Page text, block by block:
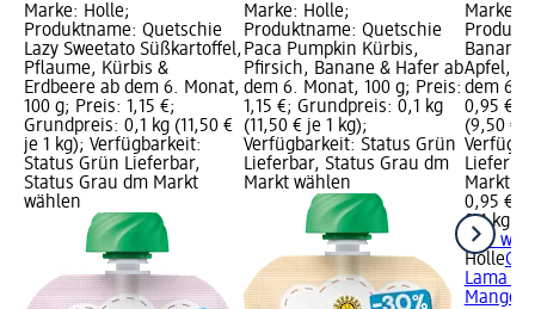
Marke: Holle;
Produktname: Quetschie
Lazy Sweetato Süßkartoffel,
Pflaume, Kürbis &
Erdbeere ab dem 6. Monat,
100 g; Preis: 1,15 €;
Grundpreis: 0,1 kg (11,50 €
je 1 kg); Verfügbarkeit:
Status Grün Lieferbar,
Status Grau dm Markt
wählen
Marke: Holle;
Produktname: Quetschie
Paca Pumpkin Kürbis,
Pfirsich, Banane & Hafer ab
dem 6. Monat, 100 g; Preis:
1,15 €; Grundpreis: 0,1 kg
(11,50 € je 1 kg);
Verfügbarkeit: Status Grün
Lieferbar, Status Grau dm
Markt wählen
Marke:
Banana
Apfel,
dem 6.
0,95 €;
(9,50 €
Markt
0,95 €
0,1 kg
+ 17
Holle
Lama
Mango